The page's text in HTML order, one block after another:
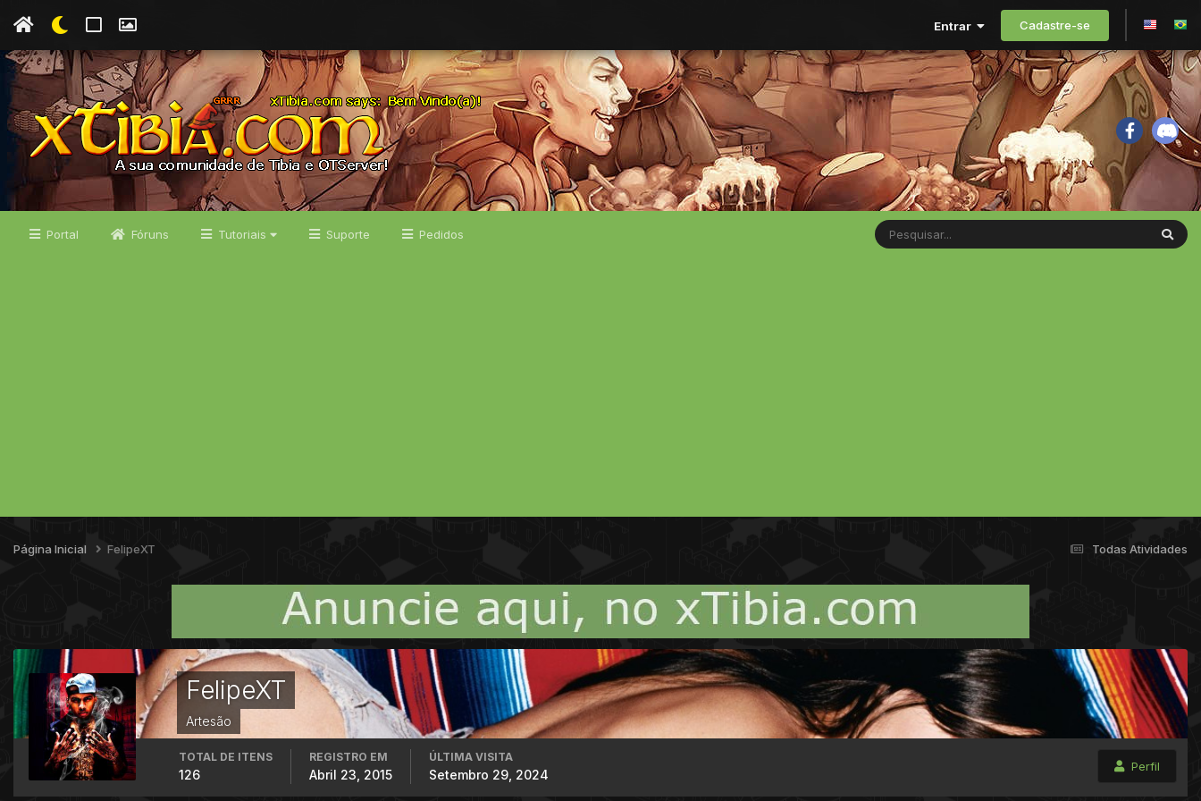
Entrar Cadastre-se
Portal Fóruns Tutoriais Suporte Pedidos
Todas Atividades
Página Inicial FelipeXT
FelipeXT
Artesão
Perfil
TOTAL DE ITENS
126
REGISTRO EM
Abril 23, 2015
ÚLTIMA VISITA
Setembro 29, 2024